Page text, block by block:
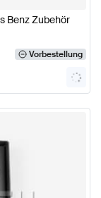
Benz Zubehör
Vorbestellung